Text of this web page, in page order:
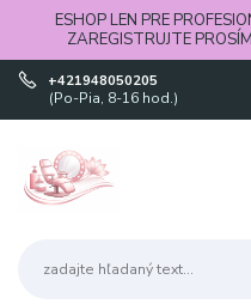
ESHOP LEN PRE
ZAREGISTRUJTE
+421948050205
(Po-Pia, 8-16 hod.)